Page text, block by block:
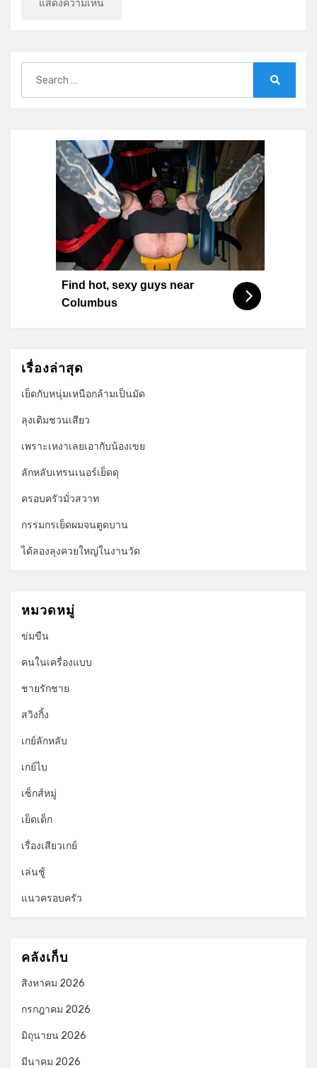
for:
Find hot, sexy guys near
Columbus
เรื่องล่าสุด
เย็ดกับหนุ่มเหนือกล้ามเป็นมัด
ลุงเติมชวนเสียว
เพราะเหงาเลยเอากับน้องเขย
ลักหลับเทรนเนอร์เย็ดดุ
ครอบครัวมั่วสวาท
กรรมกรเย็ดผมจนตูดบาน
ได้ลองลุงควยใหญ่ในงานวัด
หมวดหมู่
ข่มขืน
คนในเครื่องแบบ
ชายรักชาย
สวิงกิ้ง
เกย์ลักหลับ
เกย์ไบ
เซ็กส์หมู่
เย็ดเด็ก
เรื่องเสียวเกย์
เล่นชู้
แนวครอบครัว
คลังเก็บ
สิงหาคม 2026
กรกฎาคม 2026
มิถุนายน 2026
มีนาคม 2026